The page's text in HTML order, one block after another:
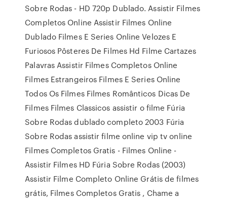
Sobre Rodas - HD 720p Dublado. Assistir Filmes
Completos Online Assistir Filmes Online
Dublado Filmes E Series Online Velozes E
Furiosos Pôsteres De Filmes Hd Filme Cartazes
Palavras Assistir Filmes Completos Online
Filmes Estrangeiros Filmes E Series Online
Todos Os Filmes Filmes Românticos Dicas De
Filmes Filmes Classicos assistir o filme Fúria
Sobre Rodas dublado completo 2003 Fúria
Sobre Rodas assistir filme online vip tv online
Filmes Completos Gratis - Filmes Online -
Assistir Filmes HD Fúria Sobre Rodas (2003)
Assistir Filme Completo Online Grátis de filmes
grátis, Filmes Completos Gratis , Chame a